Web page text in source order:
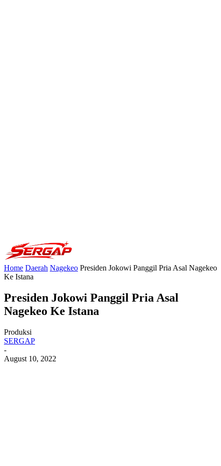
Home Daerah Nagekeo Presiden Jokowi Panggil Pria Asal Nagekeo
Ke Istana
Presiden Jokowi Panggil Pria Asal
Nagekeo Ke Istana
Produksi
SERGAP
-
August 10, 2022